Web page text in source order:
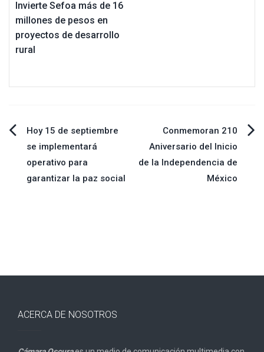
Invierte Sefoa más de 16
millones de pesos en
proyectos de desarrollo
rural
Navegación
de
entradas
Hoy 15 de septiembre
se implementará
operativo para
garantizar la paz social
Conmemoran 210
Aniversario del Inicio
de la Independencia de
México
ACERCA DE NOSOTROS